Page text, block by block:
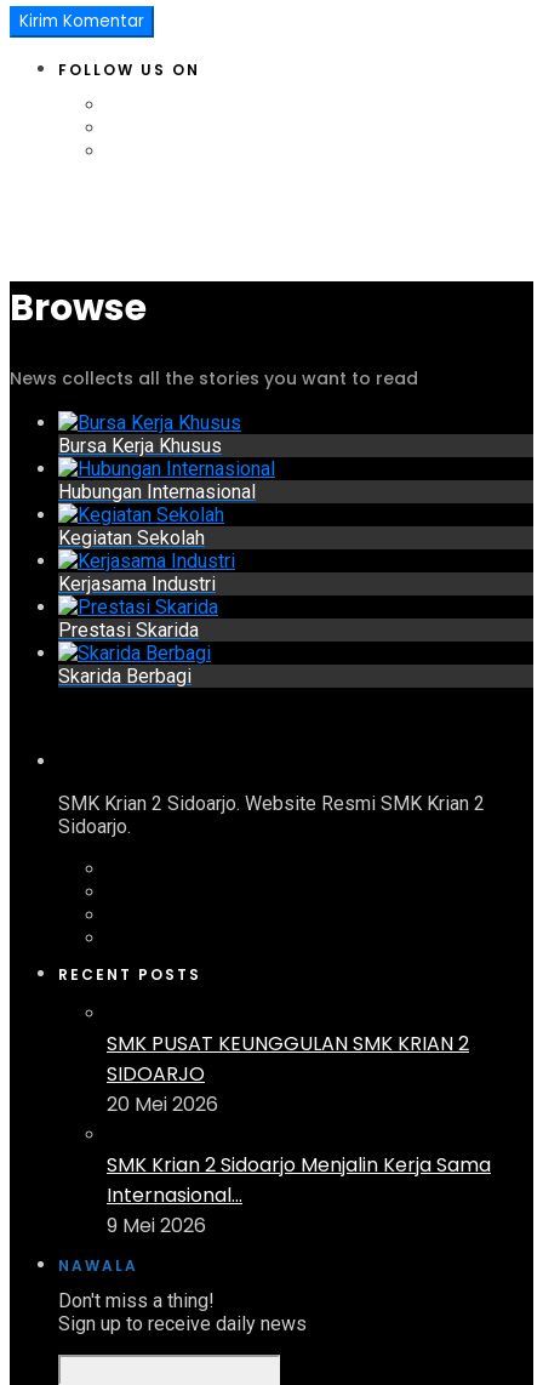
FOLLOW US ON
Browse
News collects all the stories you want to read
Bursa Kerja Khusus
Hubungan Internasional
Kegiatan Sekolah
Kerjasama Industri
Prestasi Skarida
Skarida Berbagi
SMK Krian 2 Sidoarjo. Website Resmi SMK Krian 2
Sidoarjo.
RECENT POSTS
SMK PUSAT KEUNGGULAN SMK KRIAN 2
SIDOARJO
20 Mei 2026
SMK Krian 2 Sidoarjo Menjalin Kerja Sama
Internasional...
9 Mei 2026
NAWALA
Don't miss a thing!
Sign up to receive daily news